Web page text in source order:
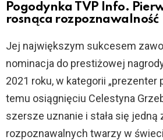
Pogodynka TVP Info.
rosnąca rozpoznawalność
Jej największym sukcesem
nominacja do prestiżowej
2021 roku, w kategorii „prezenter
temu osiągnięciu Celestyna
szersze uznanie i stała się jedną
rozpoznawalnych twarzy w